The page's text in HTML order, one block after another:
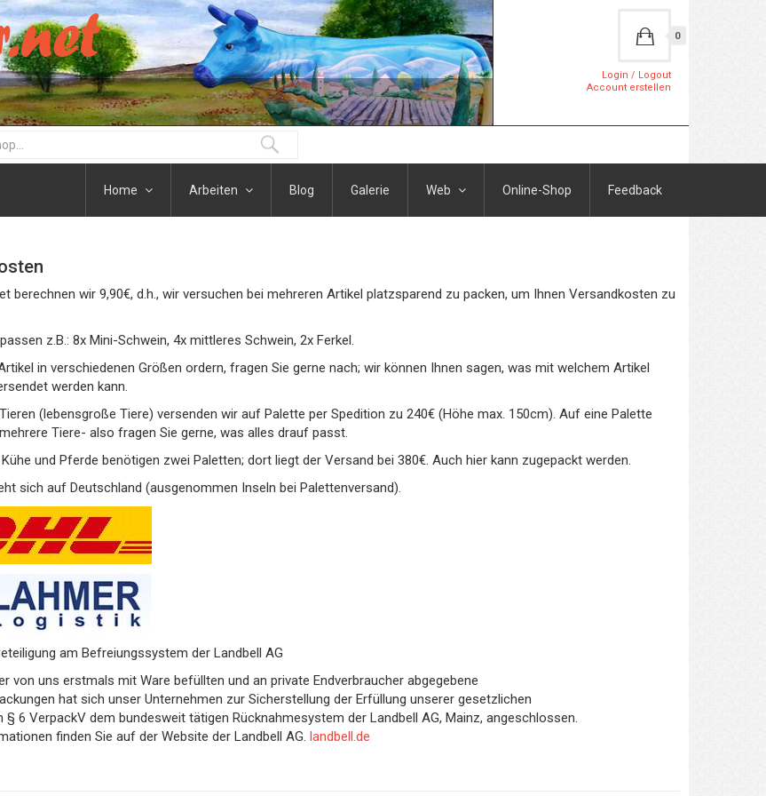
0
Login / Logout
Account erstellen
Home Arbeiten Blog Galerie Web Online-Shop Feedback
berechnen wir 9,90€, d.h., wir versuchen bei mehreren Artikel platzsparend zu packen, um Ihnen Versandkosten zu
z.B.: 8x Mini-Schwein, 4x mittleres Schwein, 2x Ferkel.
in verschiedenen Größen ordern, fragen Sie gerne nach; wir können Ihnen sagen, was mit welchem Artikel
werden kann.
(lebensgroße Tiere) versenden wir auf Palette per Spedition zu 240€ (Höhe max. 150cm). Auf eine Palette
Tiere- also fragen Sie gerne, was alles drauf passt.
und Pferde benötigen zwei Paletten; dort liegt der Versand bei 380€. Auch hier kann zugepackt werden.
sich auf Deutschland (ausgenommen Inseln bei Palettenversand).
am Befreiungssystem der Landbell AG
von uns erstmals mit Ware befüllten und an private Endverbraucher abgegebene
hat sich unser Unternehmen zur Sicherstellung der Erfüllung unserer gesetzlichen
§ 6 VerpackV dem bundesweit tätigen Rücknahmesystem der Landbell AG, Mainz, angeschlossen.
finden Sie auf der Website der Landbell AG. landbell.de